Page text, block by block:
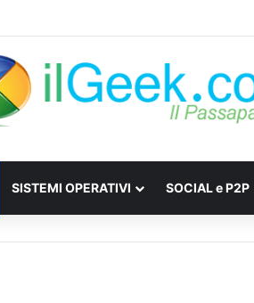
Spyware e Microspie di Nuova Generazione
SISTEMI OPERATIVI SOCIAL e P2P